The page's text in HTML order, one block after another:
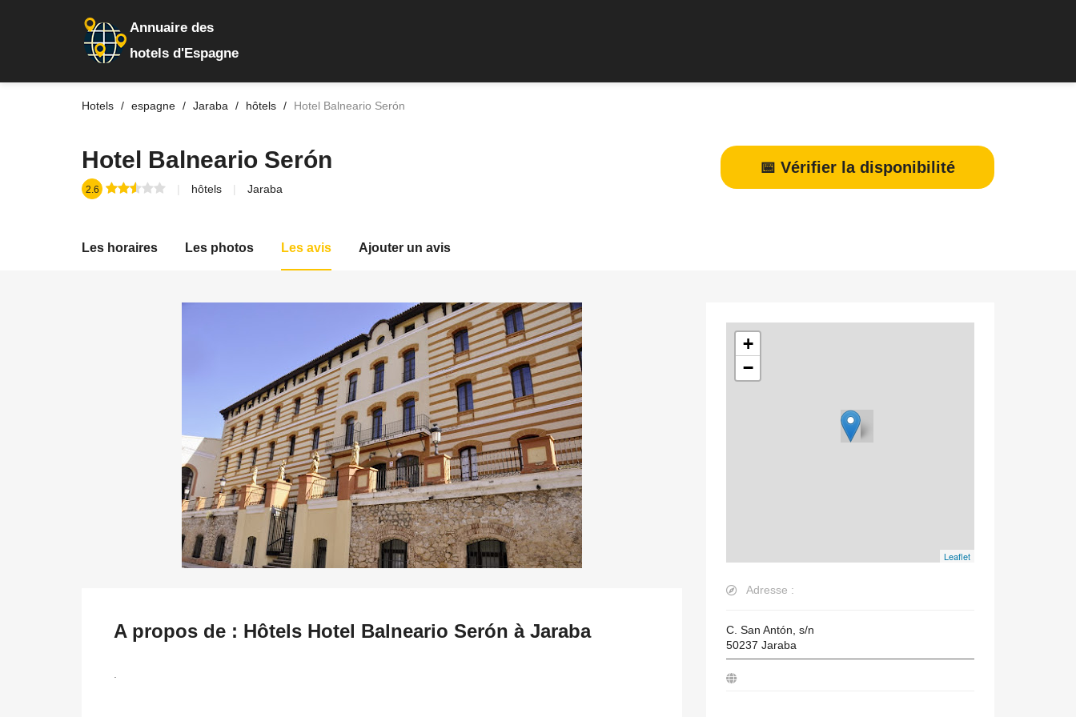
Annuaire des
hotels d'Espagne
Hotels espagne Jaraba hôtels Hotel Balneario Serón
Hotel Balneario Serón
2.6 hôtels Jaraba
📅 Vérifier la disponibilité
Les horaires Les photos Les avis Ajouter un avis
A propos de : Hôtels Hotel Balneario Serón à Jaraba
+
−
Leaflet
Adresse :
C. San Antón, s/n
50237 Jaraba